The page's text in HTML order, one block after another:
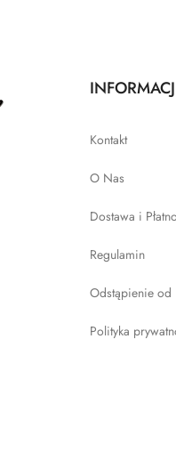
Kontakt
O Nas
Dostawa i
Regulamin
Odstąpienie od
Polityka